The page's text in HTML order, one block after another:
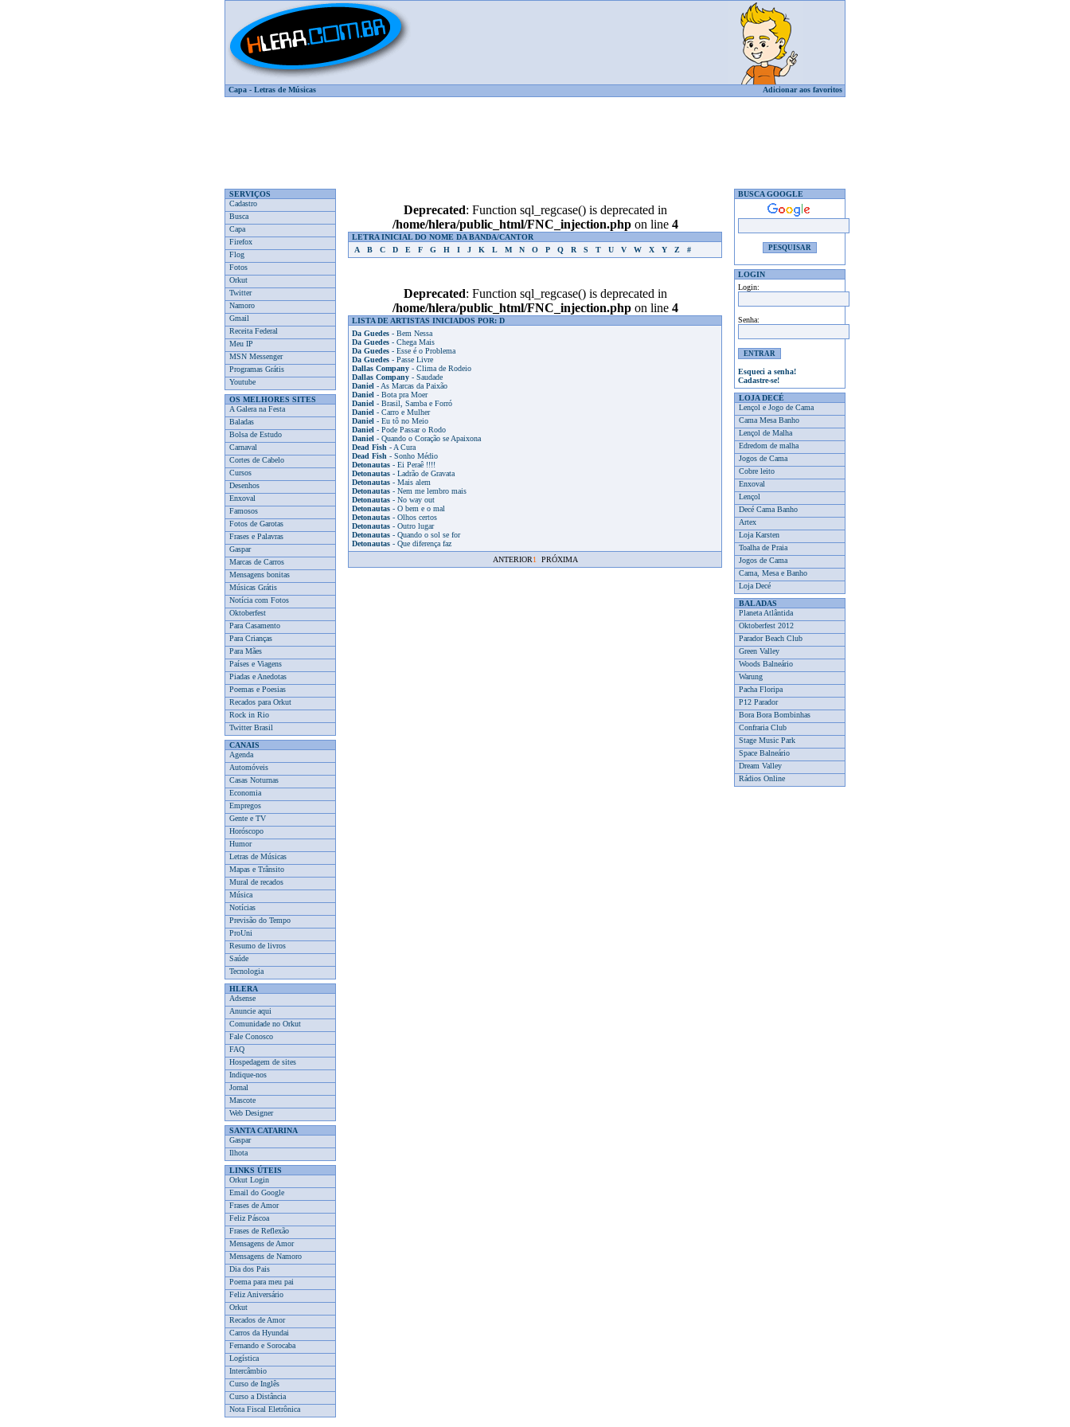
Capa - Letras de Músicas Adicionar aos favoritos
SERVIÇOS
Cadastro
Busca
Capa
Firefox
Flog
Fotos
Orkut
Twitter
Namoro
Gmail
Receita Federal
Meu IP
MSN Messenger
Programas Grátis
Youtube
OS MELHORES SITES
A Galera na Festa
Baladas
Bolsa de Estudo
Carnaval
Cortes de Cabelo
Cursos
Desenhos
Enxoval
Famosos
Fotos de Garotas
Frases e Palavras
Gaspar
Marcas de Carros
Mensagens bonitas
Músicas Grátis
Notícia com Fotos
Oktoberfest
Para Casamento
Para Crianças
Para Mães
Países e Viagens
Piadas e Anedotas
Poemas e Poesias
Recados para Orkut
Rock in Rio
Twitter Brasil
CANAIS
Agenda
Automóveis
Casas Noturnas
Economia
Empregos
Gente e TV
Horóscopo
Humor
Letras de Músicas
Mapas e Trânsito
Mural de recados
Música
Notícias
Previsão do Tempo
ProUni
Resumo de livros
Saúde
Tecnologia
HLERA
Adsense
Anuncie aqui
Comunidade no Orkut
Fale Conosco
FAQ
Hospedagem de sites
Indique-nos
Jornal
Mascote
Web Designer
SANTA CATARINA
Gaspar
Ilhota
LINKS ÚTEIS
Orkut Login
Email do Google
Frases de Amor
Feliz Páscoa
Frases de Reflexão
Mensagens de Amor
Mensagens de Namoro
Dia dos Pais
Poema para meu pai
Feliz Aniversário
Orkut
Recados de Amor
Carros da Hyundai
Fernando e Sorocaba
Logística
Intercâmbio
Curso de Inglês
Curso a Distância
Nota Fiscal Eletrônica
Deprecated: Function sql_regcase() is deprecated in
/home/hlera/public_html/FNC_injection.phpon line 4
LETRA INICIAL DO NOME DA BANDA/CANTOR
A
B C D E F G H I J K L M N O P Q R S T U V W X Y Z #
Deprecated: Function sql_regcase() is deprecated in
/home/hlera/public_html/FNC_injection.phpon line 4
LISTA DE ARTISTAS INICIADOS POR: D
Da Guedes - Bem Nessa
Da Guedes - Chega Mais
Da Guedes - Esse é o Problema
Da Guedes - Passe Livre
Dallas Company - Clima de Rodeio
Dallas Company - Saudade
Daniel - As Marcas da Paixão
Daniel - Bota pra Moer
Daniel - Brasil, Samba e Forró
Daniel - Carro e Mulher
Daniel - Eu tô no Meio
Daniel - Pode Passar o Rodo
Daniel - Quando o Coração se Apaixona
Dead Fish - A Cura
Dead Fish - Sonho Médio
Detonautas - Ei Peraê !!!!
Detonautas - Ladrão de Gravata
Detonautas - Mais alem
Detonautas - Nem me lembro mais
Detonautas - No way out
Detonautas - O bem e o mal
Detonautas - Olhos certos
Detonautas - Outro lugar
Detonautas - Quando o sol se for
Detonautas - Que diferença faz
ANTERIOR1 PRÓXIMA
BUSCA GOOGLE
LOGIN
Login:
Senha:
Esqueci a senha!
Cadastre-se!
LOJA DECÉ
Lençol e Jogo de Cama
Cama Mesa Banho
Lençol de Malha
Edredom de malha
Jogos de Cama
Cobre leito
Enxoval
Lençol
Decé Cama Banho
Artex
Loja Karsten
Toalha de Praia
Jogos de Cama
Cama, Mesa e Banho
Loja Decé
BALADAS
Planeta Atlântida
Oktoberfest 2012
Parador Beach Club
Green Valley
Woods Balneário
Warung
Pacha Floripa
P12 Parador
Bora Bora Bombinhas
Confraria Club
Stage Music Park
Space Balneário
Dream Valley
Rádios Online